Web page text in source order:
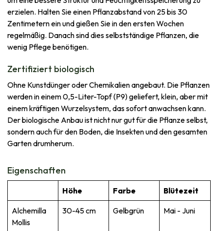
erzielen. Halten Sie einen Pflanzabstand von 25 bis 30
Zentimetern ein und gießen Sie in den ersten Wochen
regelmäßig. Danach sind dies selbstständige Pflanzen, die
wenig Pflege benötigen.
Zertifiziert biologisch
Ohne Kunstdünger oder Chemikalien angebaut. Die Pflanzen
werden in einem 0,5-Liter-Topf (P9) geliefert, klein, aber mit
einem kräftigen Wurzelsystem, das sofort anwachsen kann.
Der biologische Anbau ist nicht nur gut für die Pflanze selbst,
sondern auch für den Boden, die Insekten und den gesamten
Garten drumherum.
Eigenschaften
Höhe Farbe Blütezeit
Alchemilla
Mollis
30-45 cm Gelbgrün Mai - Juni